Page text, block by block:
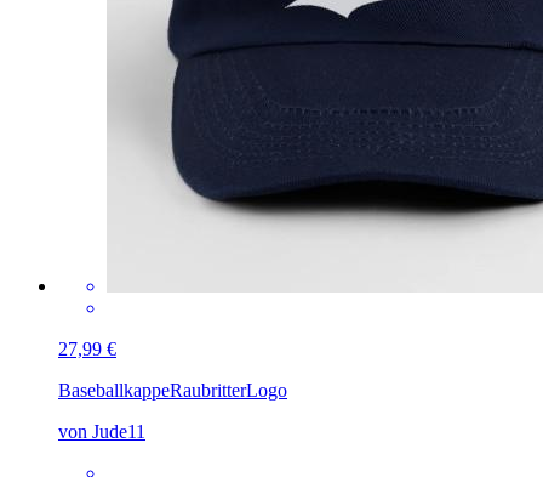
27,99 €
BaseballkappeRaubritterLogo
von Jude11